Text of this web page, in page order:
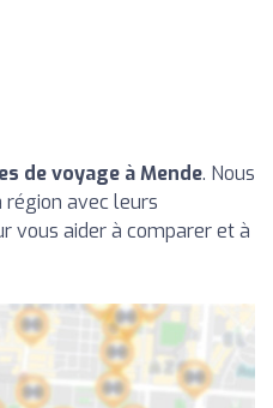
de voyage à Mende. Nous
région avec leurs
vous aider à comparer et à